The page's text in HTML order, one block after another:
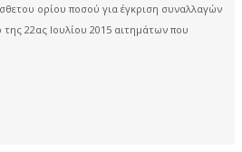
ορίου ποσού για έγκριση συναλλαγών
22ας Ιουλίου 2015 αιτημάτων που